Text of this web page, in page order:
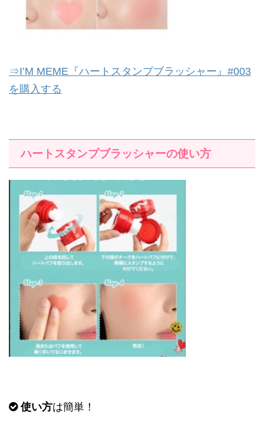
⇒I’M MEME『ハートスタンプブラッシャー』#003
を購入する
ハートスタンプブラッシャーの使い方
使い方は簡単！